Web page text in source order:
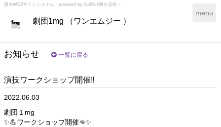
団体WEBサイトシステム - powered by CoRich舞台芸術！-
劇団1mg （ワンエムジー ）
T
g
menu
お知らせ 一覧に戻る
演技ワークショップ開催‼️
2022.06.03
劇団１mg
✨💪ワークショップ開催👊✨